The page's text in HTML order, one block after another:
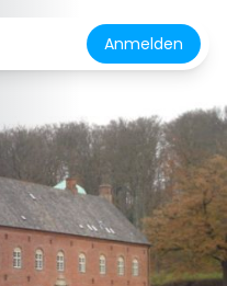
Anmelden